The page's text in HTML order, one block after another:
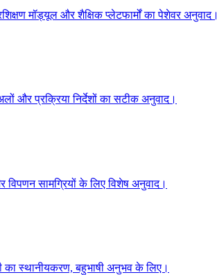
मॉड्यूल और शैक्षिक प्लेटफार्मों का पेशेवर अनुवाद।
और प्रक्रिया निर्देशों का सटीक अनुवाद।
सामग्रियों के लिए विशेष अनुवाद।
का स्थानीयकरण, बहुभाषी अनुभव के लिए।